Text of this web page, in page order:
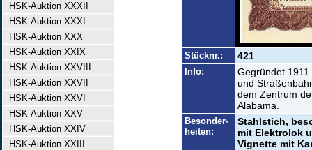
HSK-Auktion XXXII
HSK-Auktion XXXI
HSK-Auktion XXX
HSK-Auktion XXIX
HSK-Auktion XXVIII
HSK-Auktion XXVII
HSK-Auktion XXVI
HSK-Auktion XXV
HSK-Auktion XXIV
HSK-Auktion XXIII
Stücknr.: 421
Info:
Gegründet
und
dem Zentrum
Alabama.
Besonder-
heiten:
Stahlstich,
mit Elektrolok
Vignette mit